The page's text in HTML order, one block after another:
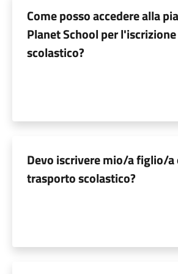
Come posso accedere alla
Planet School per
scolastico?
Devo iscrivere mio/a figlio/a
trasporto scolastico?